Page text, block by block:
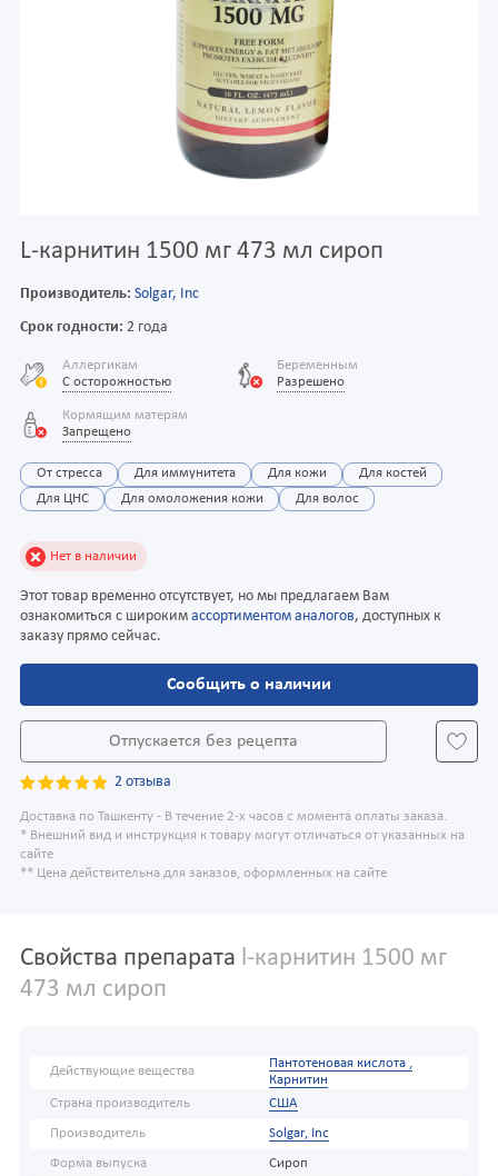
L-карнитин 1500 мг 473 мл сироп
Производитель: Solgar, Inc
Срок годности: 2 года
Аллергикам
С осторожностью
Беременным
Разрешено
Кормящим матерям
Запрещено
От стресса Для иммунитета Для кожи
Для костей
Для ЦНС
Для омоложения кожи Для волос
Нет в наличии
Этот товар временно отсутствует, но мы предлагаем Вам
ознакомиться с широким ассортиментом аналогов, доступных к
заказу прямо сейчас.
Сообщить о наличии
Отпускается без рецепта
2 отзыва
Доставка по Ташкенту - В течение 2-х часов с момента оплаты заказа.
* Внешний вид и инструкция к товару могут отличаться от указанных на
сайте
** Цена действительна для заказов, оформленных на сайте
Свойства препарата l-карнитин 1500 мг
473 мл сироп
Действующие вещества
Пантотеновая кислота ,
Карнитин
Страна производитель
США
Производитель Solgar, Inc
Форма выпуска Сироп